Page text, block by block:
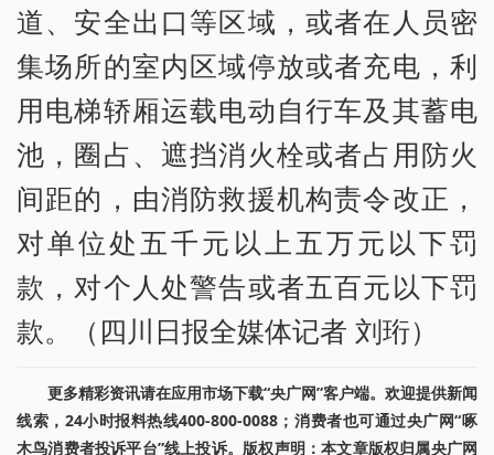
道、安全出口等区域，或者在人员密
集场所的室内区域停放或者充电，利
用电梯轿厢运载电动自行车及其蓄电
池，圈占、遮挡消火栓或者占用防火
间距的，由消防救援机构责令改正，
对单位处五千元以上五万元以下罚
款，对个人处警告或者五百元以下罚
款。（四川日报全媒体记者 刘珩）
更多精彩资讯请在应用市场下载“央广网”客户端。欢迎提供新闻
线索，24小时报料热线400-800-0088；消费者也可通过央广网“啄
木鸟消费者投诉平台”线上投诉。版权声明：本文章版权归属央广网